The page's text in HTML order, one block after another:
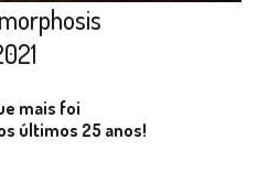
mais foi
últimos 25 anos!